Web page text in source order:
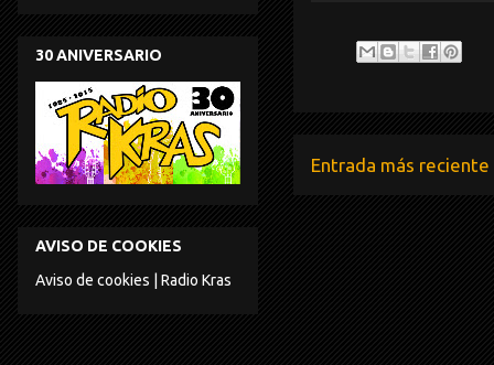
Entrada más reciente
30 ANIVERSARIO
AVISO DE COOKIES
Aviso de cookies | Radio Kras